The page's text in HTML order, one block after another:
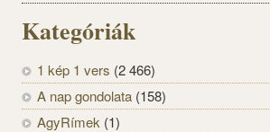
Kategóriák
1 kép 1 vers (2 466)
A nap gondolata (158)
AgyRímek (1)